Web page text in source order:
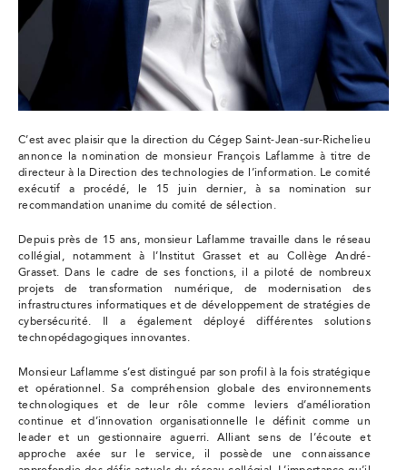
C’est avec plaisir que la direction du Cégep Saint-Jean-sur-Richelieu
annonce la nomination de monsieur François Laflamme à titre de
directeur à la Direction des technologies de l’information. Le comité
exécutif a procédé, le 15 juin dernier, à sa nomination sur
recommandation unanime du comité de sélection.
Depuis près de 15 ans, monsieur Laflamme travaille dans le réseau
collégial, notamment à l’Institut Grasset et au Collège André-
Grasset. Dans le cadre de ses fonctions, il a piloté de nombreux
projets de transformation numérique, de modernisation des
infrastructures informatiques et de développement de stratégies de
cybersécurité. Il a également déployé différentes solutions
technopédagogiques innovantes.
Monsieur Laflamme s’est distingué par son profil à la fois stratégique
et opérationnel. Sa compréhension globale des environnements
technologiques et de leur rôle comme leviers d’amélioration
continue et d’innovation organisationnelle le définit comme un
leader et un gestionnaire aguerri. Alliant sens de l’écoute et
approche axée sur le service, il possède une connaissance